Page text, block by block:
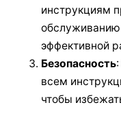
инструкциям
эффективной
Безопасность
всем
чтобы